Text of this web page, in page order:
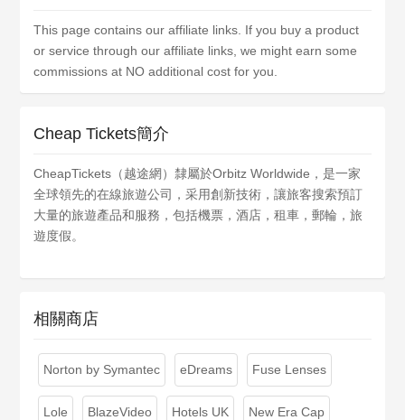
This page contains our affiliate links. If you buy a product
or service through our affiliate links, we might earn some
commissions at NO additional cost for you.
Cheap Tickets簡介
CheapTickets（越途網）隸屬於Orbitz Worldwide，是一家
全球領先的在線旅遊公司，采用創新技術，讓旅客搜索預訂
大量的旅遊產品和服務，包括機票，酒店，租車，郵輪，旅
遊度假。
相關商店
Norton by Symantec eDreams Fuse Lenses
Lole BlazeVideo Hotels UK New Era Cap